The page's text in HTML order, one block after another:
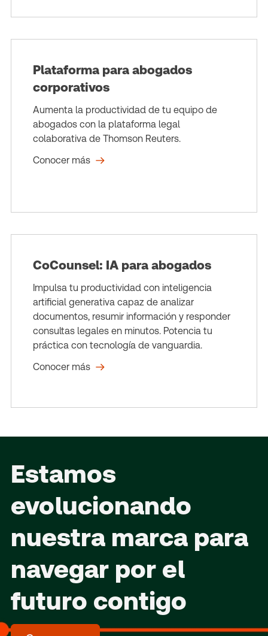
Plataforma para abogados
corporativos
Aumenta la productividad de tu equipo de
abogados con la plataforma legal
colaborativa de Thomson Reuters.
Conocer más
CoCounsel: IA para abogados
Impulsa tu productividad con inteligencia
artificial generativa capaz de analizar
documentos, resumir información y responder
consultas legales en minutos. Potencia tu
práctica con tecnología de vanguardia.
Conocer más
Estamos
evolucionando
nuestra marca para
navegar por el
futuro contigo